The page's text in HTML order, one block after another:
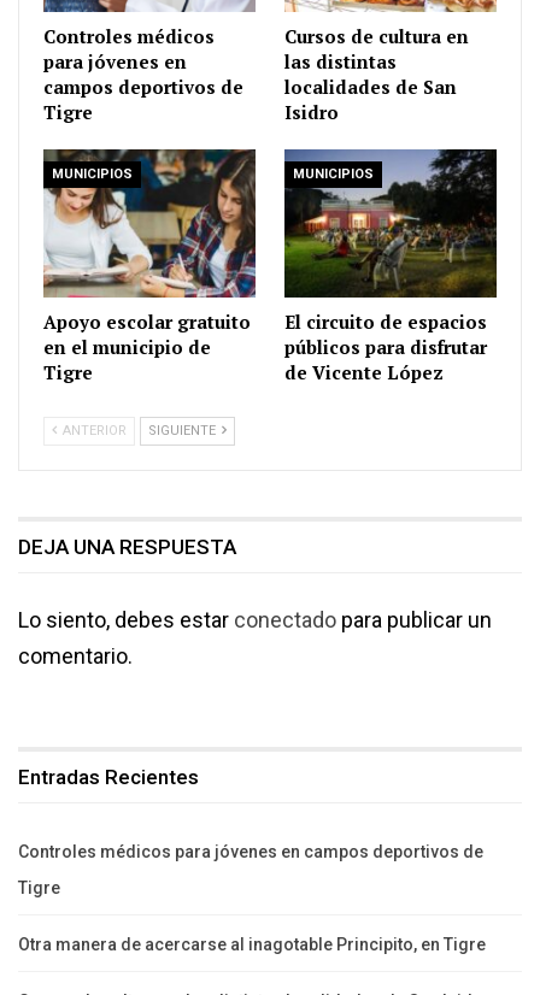
Controles médicos
para jóvenes en
campos deportivos de
Tigre
Cursos de cultura en
las distintas
localidades de San
Isidro
MUNICIPIOS
Apoyo escolar gratuito
en el municipio de
Tigre
MUNICIPIOS
El circuito de espacios
públicos para disfrutar
de Vicente López
ANTERIOR SIGUIENTE
DEJA UNA RESPUESTA
Lo siento, debes estar conectado para publicar un
comentario.
Entradas Recientes
Controles médicos para jóvenes en campos deportivos de
Tigre
Otra manera de acercarse al inagotable Principito, en Tigre